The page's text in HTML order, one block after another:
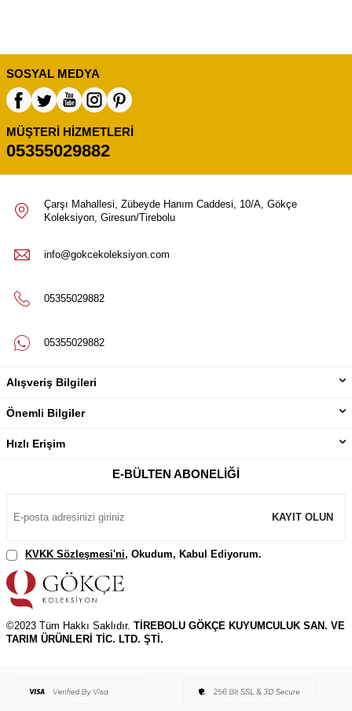
SOSYAL MEDYA
MÜŞTERI HIZMETLERI
05355029882
Çarşı Mahallesi, Zübeyde Hanım Caddesi, 10/A, Gökçe
Koleksiyon, Giresun/Tirebolu
info@gokcekoleksiyon.com
05355029882
05355029882
Alışveriş Bilgileri
Önemli Bilgiler
Hızlı Erişim
E-BÜLTEN ABONELIĞI
KAYIT OLUN
KVKK Sözleşmesi'ni, Okudum, Kabul Ediyorum.
©2023 Tüm Hakkı Saklıdır. TİREBOLU GÖKÇE KUYUMCULUK SAN. VE
TARIM ÜRÜNLERİ TİC. LTD. ŞTİ.